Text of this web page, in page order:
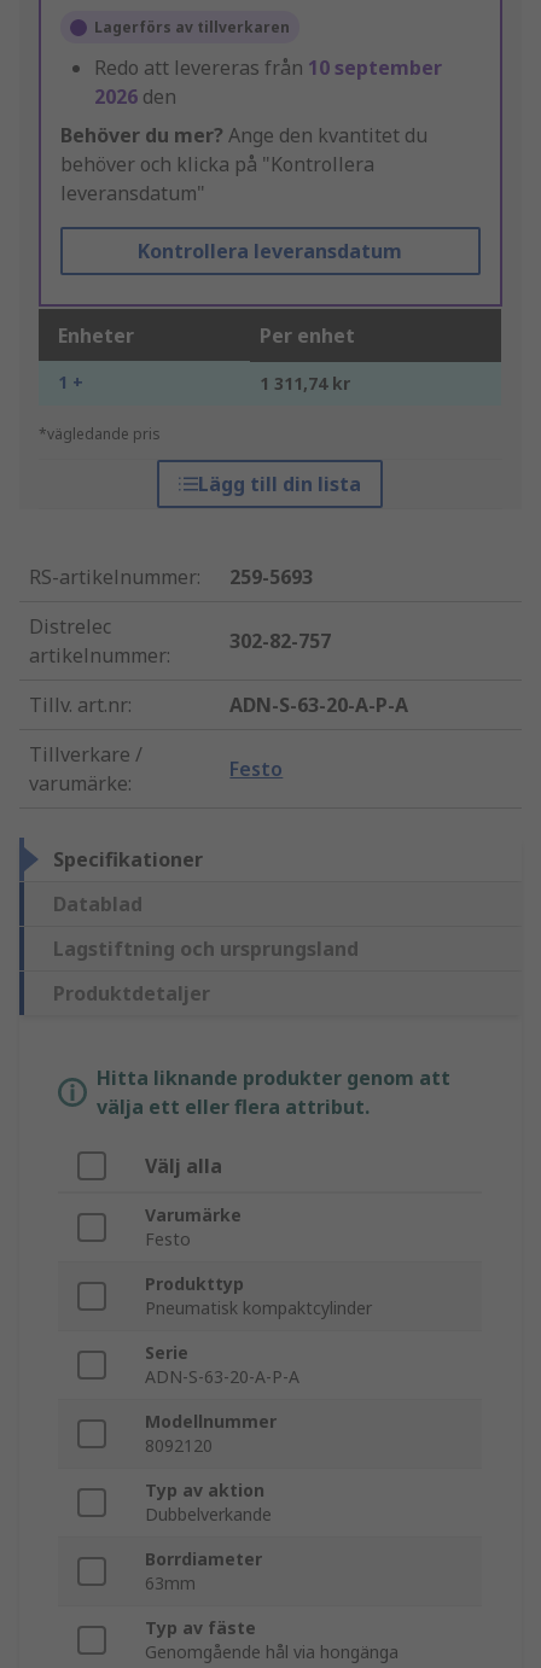
Lagerförs av tillverkaren
Redo att levereras från 10 september
2026 den
Behöver du mer? Ange den kvantitet du
behöver och klicka på "Kontrollera
leveransdatum"
Kontrollera leveransdatum
Enheter Per enhet
1 + 1 311,74 kr
*vägledande pris
Lägg till din lista
RS-artikelnummer:
259-5693
Distrelec
artikelnummer:
302-82-757
Tillv. art.nr:
ADN-S-63-20-A-P-A
Tillverkare /
varumärke:
Festo
Specifikationer
Datablad
Lagstiftning och ursprungsland
Produktdetaljer
Hitta liknande produkter genom att
välja ett eller flera attribut.
Välj alla
Varumärke
Festo
Produkttyp
Pneumatisk kompaktcylinder
Serie
ADN-S-63-20-A-P-A
Modellnummer
8092120
Typ av aktion
Dubbelverkande
Borrdiameter
63mm
Typ av fäste
Genomgående hål via hongänga